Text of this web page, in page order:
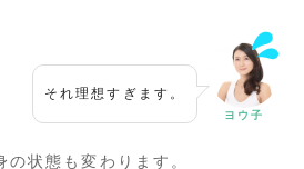
それ理想すぎます。
ヨウ子
状態も変わります。